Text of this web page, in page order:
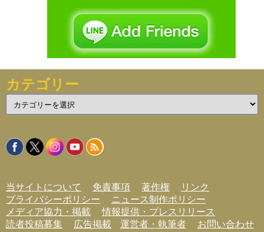
カテゴリー
テ
リ
ー
当サイトについて 免責事項 著作権
リンク
プライバシーポリシー
ニュース制作ポリシー
メディア協力・掲載
情報提供・プレスリリース
読者投稿募集
広告掲載 運営者・執筆者 お問い合わせ